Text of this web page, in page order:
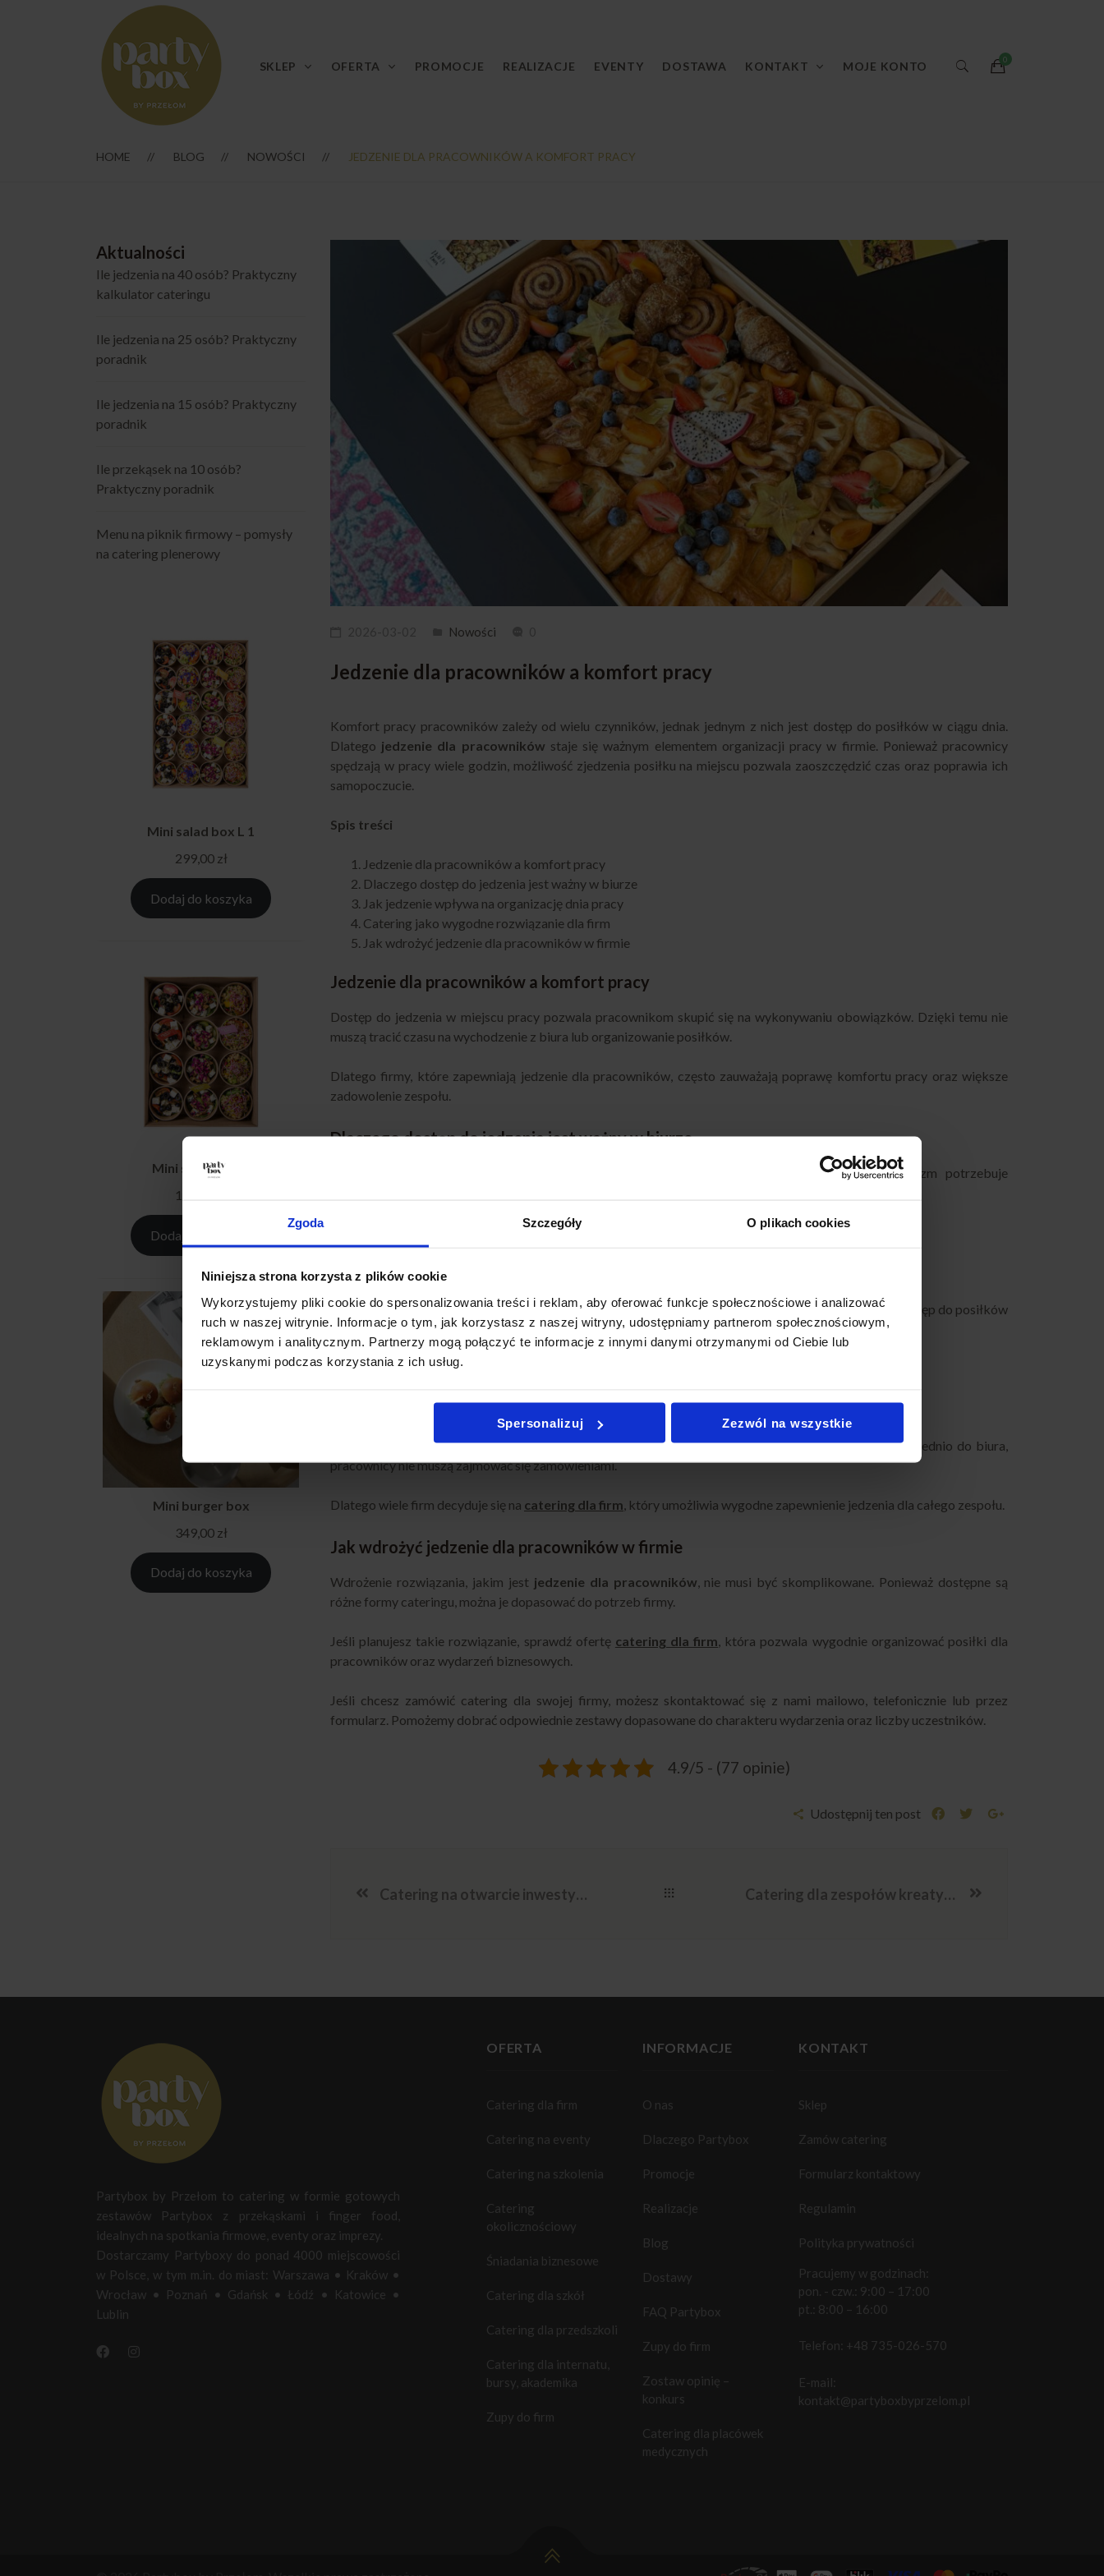
Zgoda Szczegóły O plikach cookies
Niniejsza strona korzysta z plików cookie
Wykorzystujemy pliki cookie do spersonalizowania treści i reklam, aby oferować funkcje społecznościowe i analizować
ruch w naszej witrynie. Informacje o tym, jak korzystasz z naszej witryny, udostępniamy partnerom społecznościowym,
reklamowym i analitycznym. Partnerzy mogą połączyć te informacje z innymi danymi otrzymanymi od Ciebie lub
uzyskanymi podczas korzystania z ich usług.
Spersonalizuj Zezwól na wszystkie
SKLEP OFERTA PROMOCJE REALIZACJE EVENTY DOSTAWA KONTAKT MOJE KONTO
HOME BLOG NOWOŚCI JEDZENIE DLA PRACOWNIKÓW A KOMFORT PRACY
Aktualności
Ile jedzenia na 40 osób? Praktyczny
kalkulator cateringu
Ile jedzenia na 25 osób? Praktyczny
poradnik
Ile jedzenia na 15 osób? Praktyczny
poradnik
Ile przekąsek na 10 osób?
Praktyczny poradnik
Menu na piknik firmowy – pomysły
na catering plenerowy
Mini salad box L 1
299,00 zł
Dodaj do koszyka
Mini salad box S
179,00
Dodaj do koszyka
Mini burger box
349,00 zł
Dodaj do koszyka
Nowości
Jedzenie dla pracowników a komfort pracy
Komfort pracy pracowników zależy od wielu czynników, jednak jednym z nich jest dostęp do posiłków w ciągu dnia.
Dlatego jedzenie dla pracowników staje się ważnym elementem organizacji pracy w firmie. Ponieważ pracownicy
spędzają w pracy wiele godzin, możliwość zjedzenia posiłku na miejscu pozwala zaoszczędzić czas oraz poprawia ich
samopoczucie.
Spis treści
Jedzenie dla pracowników a komfort pracy
Dlaczego dostęp do jedzenia jest ważny w biurze
Jak jedzenie wpływa na organizację dnia pracy
Catering jako wygodne rozwiązanie dla firm
Jak wdrożyć jedzenie dla pracowników w firmie
Jedzenie dla pracowników a komfort pracy
Dostęp do jedzenia w miejscu pracy pozwala pracownikom skupić się na wykonywaniu obowiązków. Dzięki temu nie
muszą tracić czasu na wychodzenie z biura lub organizowanie posiłków.
Dlatego firmy, które zapewniają jedzenie dla pracowników, często zauważają poprawę komfortu pracy oraz większe
zadowolenie zespołu.
Dlaczego dostęp do jedzenia jest ważny w biurze
Regularne posiłki pomagają utrzymać energię oraz koncentrację w ciągu dnia. Ponieważ organizm potrzebuje
Dzięki temu dostęp do jedzenia w biurze wpływa bezpośrednio na efektywność pracy zespołu.
Jak jedzenie wpływa na organizację dnia pracy
Wprowadzenie jedzenia w biurze pozwala lepiej zaplanować dzień pracy. Ponieważ pracownicy mają dostęp do posiłków
na miejscu, łatwiej jest ustalić przerwy oraz harmonogram pracy.
Dzięki temu zespół może pracować w bardziej uporządkowany sposób.
Catering jako wygodne rozwiązanie dla firm
Catering firmowy pozwala uprościć organizację posiłków. Ponieważ jedzenie dostarczane jest bezpośrednio do biura,
pracownicy nie muszą zajmować się zamówieniami.
Dlatego wiele firm decyduje się na catering dla firm , który umożliwia wygodne zapewnienie jedzenia dla całego zespołu.
Jak wdrożyć jedzenie dla pracowników w firmie
Wdrożenie rozwiązania, jakim jest jedzenie dla pracowników , nie musi być skomplikowane. Ponieważ dostępne są
różne formy cateringu, można je dopasować do potrzeb firmy.
Jeśli planujesz takie rozwiązanie, sprawdź ofertę catering dla firm , która pozwala wygodnie organizować posiłki dla
pracowników oraz wydarzeń biznesowych.
Jeśli chcesz zamówić catering dla swojej firmy, możesz skontaktować się z nami mailowo, telefonicznie lub przez
formularz. Pomożemy dobrać odpowiednie zestawy dopasowane do charakteru wydarzenia oraz liczby uczestników.
4.9/5 - (77 opinie)
Udostępnij ten post
Catering na otwarcie inwestycji miejskiej – profesjonalna oprawa wydarzenia Catering dla zespołów kreatywnych w pracy projektowej
Partybox by Przełom to catering w formie gotowych
zestawów Partybox z przekąskami i finger food,
idealnych na spotkania firmowe, eventy oraz imprezy.
Dostarczamy Partyboxy do ponad 4000 miejscowości
w Polsce, w tym m.in. do miast: Warszawa • Kraków •
Wrocław • Poznań • Gdańsk • Łódź • Katowice •
Lublin
OFERTA
Catering dla firm
Catering na eventy
Catering na szkolenia
Catering
okolicznościowy
Śniadania biznesowe
Catering dla szkół
Catering dla przedszkoli
Catering dla internatu,
bursy, akademika
Zupy do firm
INFORMACJE
O nas
Dlaczego Partybox
Promocje
Realizacje
Blog
Dostawy
FAQ Partybox
Zupy do firm
Zostaw opinię –
konkurs
Catering dla placówek
medycznych
KONTAKT
Sklep
Zamów catering
Formularz kontaktowy
Regulamin
Polityka prywatności
Pracujemy w godzinach:
pon. - czw.: 9:00 – 17:00
pt.: 8:00 – 16:00
Telefon: +48 735-026-570
E-mail:
kontakt@partyboxbyprzelom.pl